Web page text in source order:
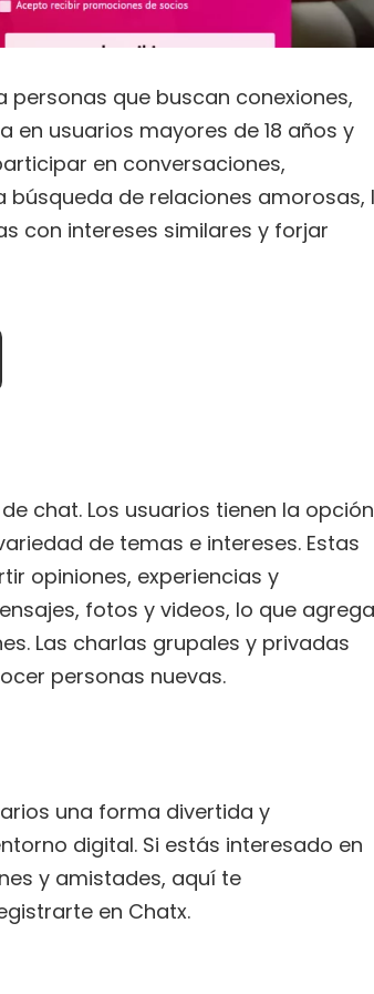
que buscan conexiones,
en usuarios mayores de 18 años y
en conversaciones,
búsqueda de relaciones amorosas,
con intereses similares y forjar
chat. Los usuarios tienen la opción
de temas e intereses. Estas
opiniones, experiencias y
fotos y videos, lo que agrega
Las charlas grupales y privadas
personas nuevas.
una forma divertida y
digital. Si estás interesado en
y amistades, aquí te
en Chatx.